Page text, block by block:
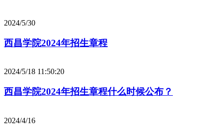
2024/5/30
西昌学院2024年招生章程
2024/5/18 11:50:20
西昌学院2024年招生章程什么时候公布？
2024/4/16